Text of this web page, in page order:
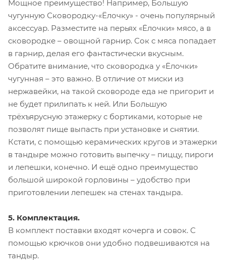
Мощное преимущество! Например, Большую
чугунную Сковородку-«Ёлочку» - очень популярный
аксессуар. Разместите на перьях «Ёлочки» мясо, а в
сковородке – овощной гарнир. Сок с мяса попадает
в гарнир, делая его фантастически вкусным.
Обратите внимание, что сковородка у «Ёлочки»
чугунная – это важно. В отличие от миски из
нержавейки, на такой сковороде еда не пригорит и
не будет прилипать к ней. Или Большую
трёхъярусную этажерку с бортиками, которые не
позволят пище выпасть при установке и снятии.
Кстати, с помощью керамических кругов и этажерки
в тандыре можно готовить выпечку – пиццу, пироги
и лепешки, конечно. И ещё одно преимущество
большой широкой горловины – удобство при
приготовлении лепешек на стенах тандыра.
5. Комплектация.
В комплект поставки входят кочерга и совок. С
помощью крючков они удобно подвешиваются на
тандыр.